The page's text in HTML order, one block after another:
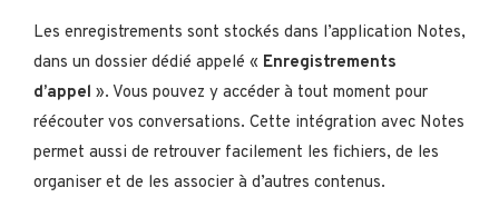
Les enregistrements sont stockés dans l’application Notes,
dans un dossier dédié appelé « Enregistrements
d’appel ». Vous pouvez y accéder à tout moment pour
réécouter vos conversations. Cette intégration avec Notes
permet aussi de retrouver facilement les fichiers, de les
organiser et de les associer à d’autres contenus.